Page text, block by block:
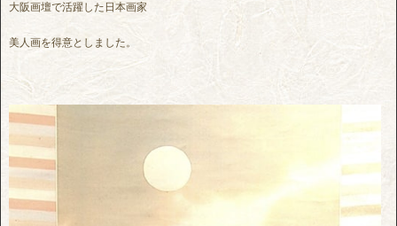
大阪画壇で活躍した日本画家
美人画を得意としました。